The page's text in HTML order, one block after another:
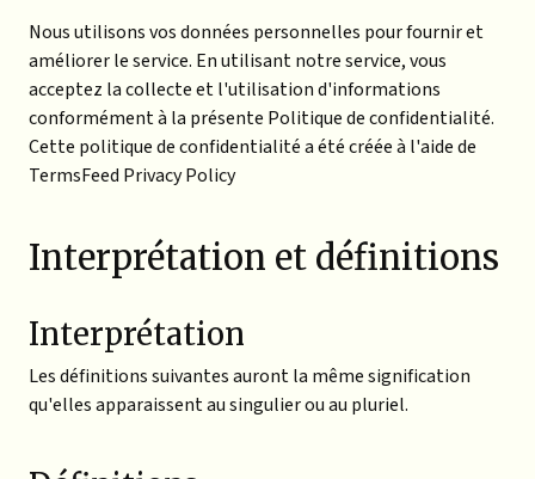
Nous utilisons vos données personnelles pour fournir et
améliorer le service. En utilisant notre service, vous
acceptez la collecte et l'utilisation d'informations
conformément à la présente Politique de confidentialité.
Cette politique de confidentialité a été créée à l'aide de
TermsFeed Privacy Policy
Interprétation et définitions
Interprétation
Les définitions suivantes auront la même signification
qu'elles apparaissent au singulier ou au pluriel.